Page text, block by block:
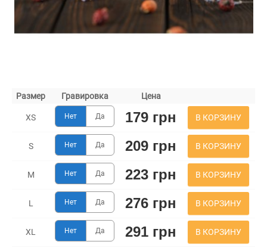
Размер Гравировка Цена
XS Нет Да 179 грн В КОРЗИНУ
S Нет Да 209 грн В КОРЗИНУ
M Нет Да 223 грн В КОРЗИНУ
L Нет Да 276 грн В КОРЗИНУ
XL Нет Да 291 грн В КОРЗИНУ